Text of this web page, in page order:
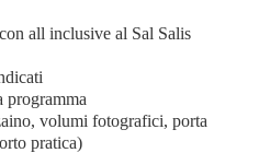
all inclusive al Sal Salis
programma
volumi fotografici, porta
pratica)